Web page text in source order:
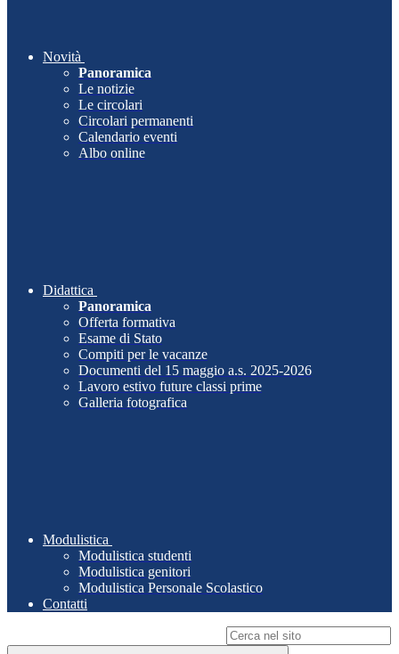
Novità
Panoramica
Le notizie
Le circolari
Circolari permanenti
Calendario eventi
Albo online
Didattica
Panoramica
Offerta formativa
Esame di Stato
Compiti per le vacanze
Documenti del 15 maggio a.s. 2025-2026
Lavoro estivo future classi prime
Galleria fotografica
Modulistica
Modulistica studenti
Modulistica genitori
Modulistica Personale Scolastico
Contatti